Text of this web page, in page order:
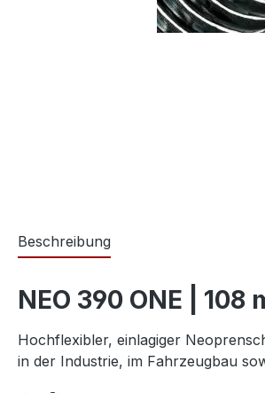
Beschreibung
NEO 390 ONE | 108
Hochflexibler, einlagiger
in der Industrie, im Fahrzeugbau